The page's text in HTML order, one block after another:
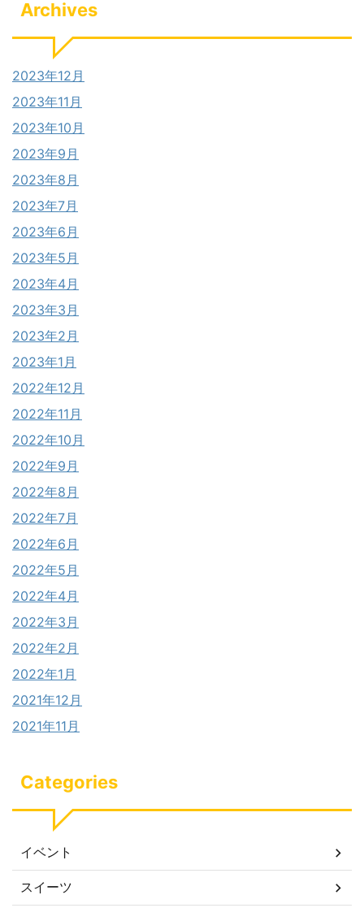
Archives
2023年12月
2023年11月
2023年10月
2023年9月
2023年8月
2023年7月
2023年6月
2023年5月
2023年4月
2023年3月
2023年2月
2023年1月
2022年12月
2022年11月
2022年10月
2022年9月
2022年8月
2022年7月
2022年6月
2022年5月
2022年4月
2022年3月
2022年2月
2022年1月
2021年12月
2021年11月
Categories
イベント
スイーツ